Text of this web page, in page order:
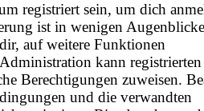
registriert sein, um dich
ist in wenigen
auf weitere Funktionen
kann registrierten
Berechtigungen zuweisen.
und die verwandten